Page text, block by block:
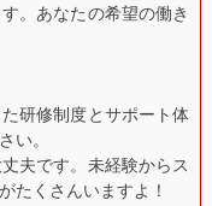
。あなたの希望の働き
研修制度とサポート体
い。
夫です。未経験からス
たくさんいますよ！